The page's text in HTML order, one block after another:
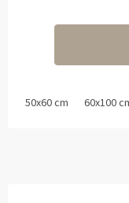
50x60 cm 60x100